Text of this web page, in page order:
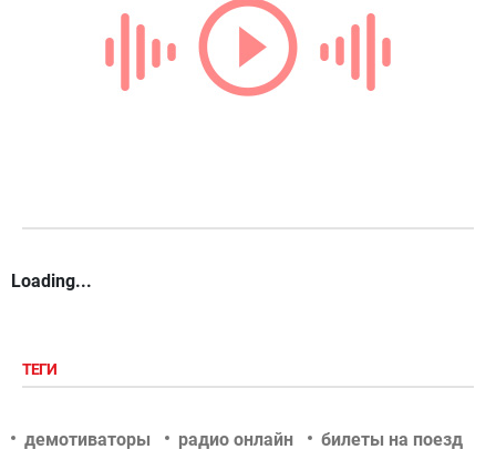
Loading...
ТЕГИ
демотиваторы радио онлайн билеты на поезд